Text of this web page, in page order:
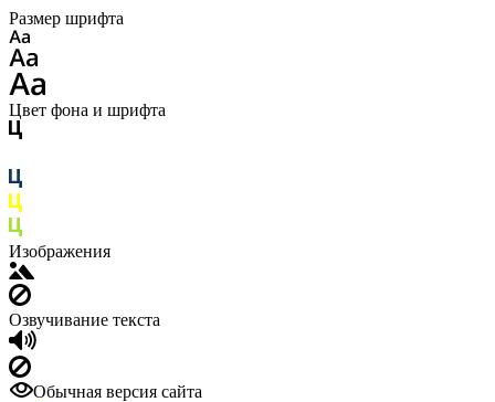
Размер шрифта
Цвет фона и шрифта
Изображения
Озвучивание текста
Обычная версия сайта